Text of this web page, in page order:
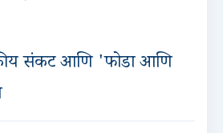
संकट आणि 'फोडा आणि